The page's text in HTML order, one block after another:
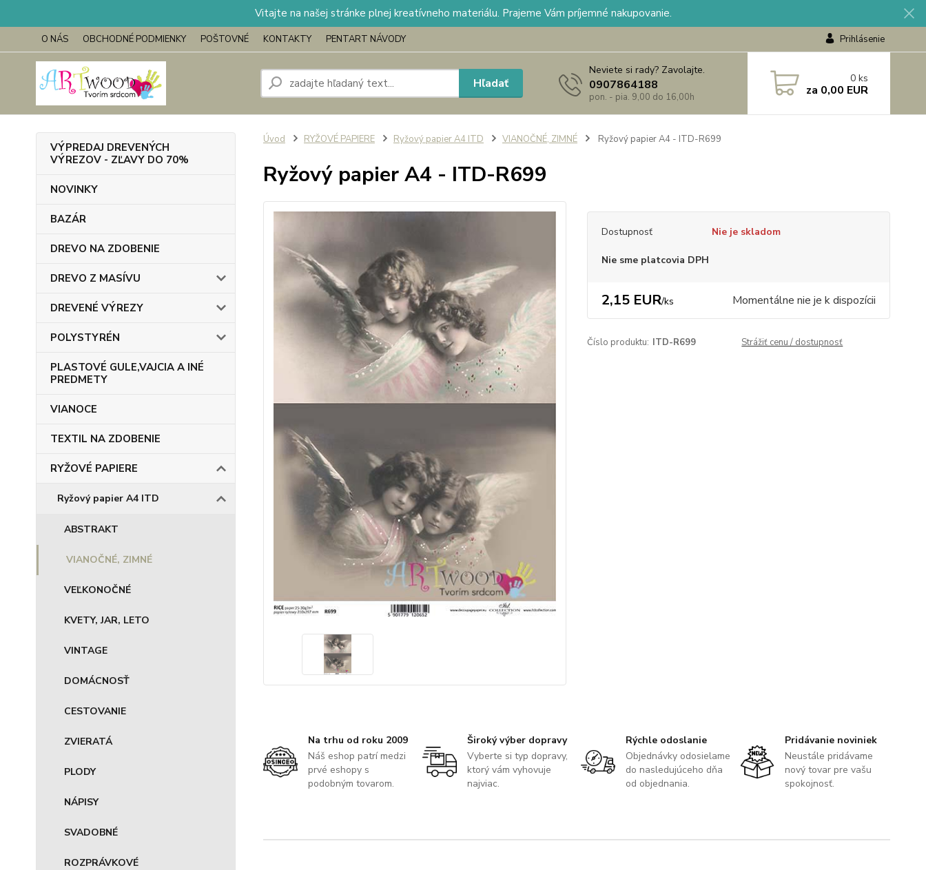
Vitajte na našej stránke plnej kreatívneho materiálu. Prajeme Vám príjemné nakupovanie.
O NÁS OBCHODNÉ PODMIENKY POŠTOVNÉ KONTAKTY PENTART NÁVODY Prihlásenie
Hľadať
Neviete si rady? Zavolajte.
0907864188
pon. - pia. 9,00 do 16,00h
0 ks
za 0,00 EUR
VÝPREDAJ DREVENÝCH
VÝREZOV - ZĽAVY DO 70%
NOVINKY
BAZÁR
DREVO NA ZDOBENIE
DREVO Z MASÍVU
DREVENÉ VÝREZY
POLYSTYRÉN
PLASTOVÉ GULE,VAJCIA A INÉ
PREDMETY
VIANOCE
TEXTIL NA ZDOBENIE
RYŽOVÉ PAPIERE
Ryžový papier A4 ITD
ABSTRAKT
VIANOČNÉ, ZIMNÉ
VEĽKONOČNÉ
KVETY, JAR, LETO
VINTAGE
DOMÁCNOSŤ
CESTOVANIE
ZVIERATÁ
PLODY
NÁPISY
SVADOBNÉ
ROZPRÁVKOVÉ
Úvod RYŽOVÉ PAPIERE Ryžový papier A4 ITD VIANOČNÉ, ZIMNÉ Ryžový papier A4 - ITD-R699
Ryžový papier A4 - ITD-R699
Dostupnosť Nie je skladom
Nie sme platcovia DPH
2,15 EUR/ks Momentálne nie je k dispozícii
Číslo produktu: ITD-R699 Strážiť cenu / dostupnosť
Na trhu od roku 2009
Náš eshop patrí medzi
prvé eshopy s
podobným tovarom.
Široký výber dopravy
Vyberte si typ dopravy,
ktorý vám vyhovuje
najviac.
Rýchle odoslanie
Objednávky odosielame
do nasledujúceho dňa
od objednania.
Pridávanie noviniek
Neustále pridávame
nový tovar pre vašu
spokojnosť.